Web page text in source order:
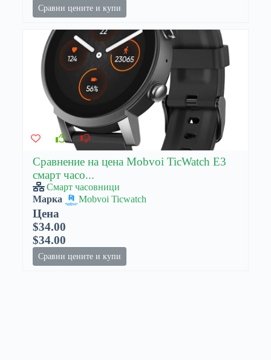
Сравни цените и купи
Сравнение на цена Mobvoi TicWatch E3
смарт часо...
Смарт часовници
Марка
Mobvoi Ticwatch
Цена
$34.00
$34.00
Сравни цените и купи